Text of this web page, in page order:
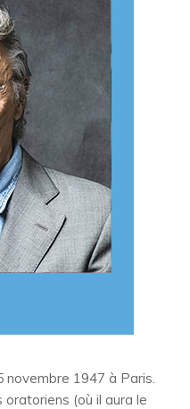
novembre 1947 à Paris.
oratoriens (où il aura le